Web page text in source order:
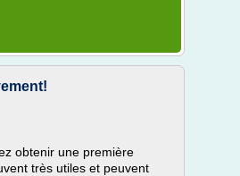
obtenir une première
très utiles et peuvent